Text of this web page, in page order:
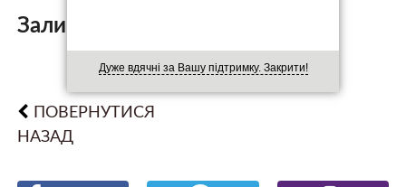
Дуже вдячні за Вашу підтримку. Закрити!
Залишити коментар:
ПОВЕРНУТИСЯ
НАЗАД